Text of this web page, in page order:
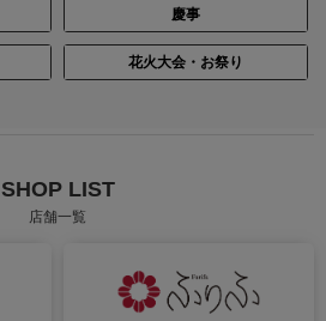
慶事
花火大会・お祭り
SHOP LIST
店舗一覧